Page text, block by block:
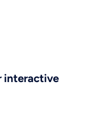
interactive